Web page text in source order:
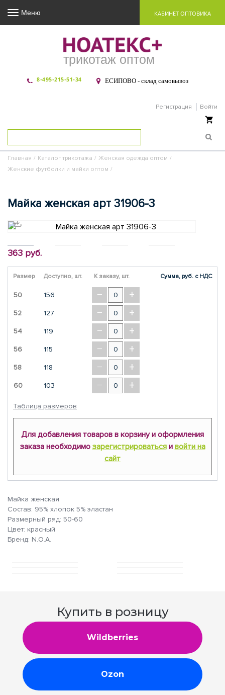
трикотаж оптом
8-495-215-51-34 ЕСИПОВО - склад самовывоз
Регистрация Войти
Меню КАБИНЕТ ОПТОВИКА
Главная / Каталог трикотажа / Женская одежда оптом /
Женские футболки и майки оптом /
Майка женская арт 31906-3
363 руб.
Размер Доступно, шт. К заказу, шт. Сумма, руб. с НДС
50 156 − +
52 127 − +
54 119 − +
56 115 − +
58 118 − +
60 103 − +
Таблица размеров
Для добавления товаров в корзину и оформления
заказа необходимо зарегистрироватьсяи войти на
сайт
Майка женская
Состав: 95% хлопок 5% эластан
Размерный ряд: 50-60
Цвет: красный
Бренд: N.O.A.
Купить в розницу
Wildberries
Ozon